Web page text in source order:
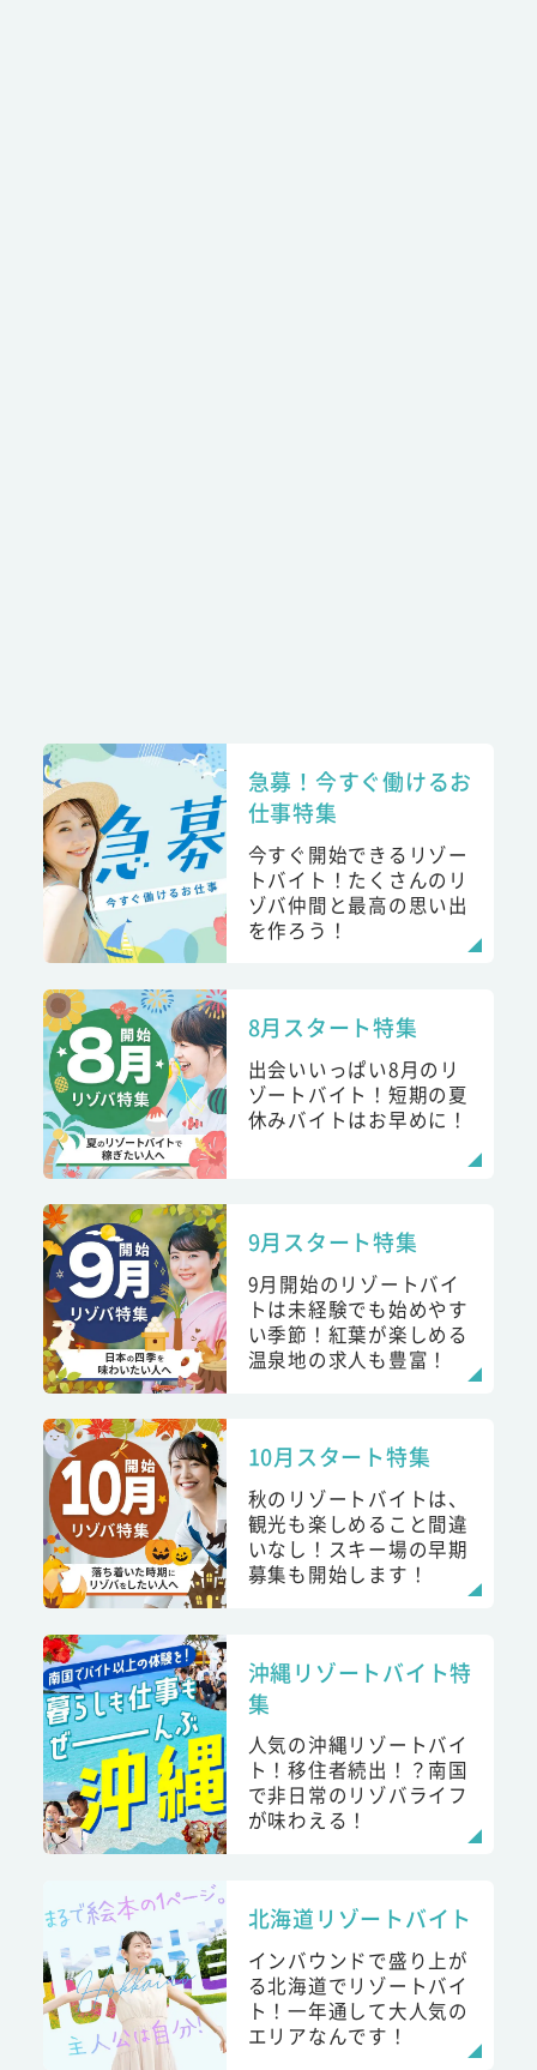
急募！今すぐ働けるお
仕事特集
今すぐ開始できるリゾー
トバイト！たくさんのリ
ゾバ仲間と最高の思い出
を作ろう！
8月スタート特集
出会いいっぱい8月のリ
ゾートバイト！短期の夏
休みバイトはお早めに！
9月スタート特集
9月開始のリゾートバイ
トは未経験でも始めやす
い季節！紅葉が楽しめる
温泉地の求人も豊富！
10月スタート特集
秋のリゾートバイトは、
観光も楽しめること間違
いなし！スキー場の早期
募集も開始します！
沖縄リゾートバイト特
集
人気の沖縄リゾートバイ
ト！移住者続出！？南国
で非日常のリゾバライフ
が味わえる！
北海道リゾートバイト
インバウンドで盛り上が
る北海道でリゾートバイ
ト！一年通して大人気の
エリアなんです！